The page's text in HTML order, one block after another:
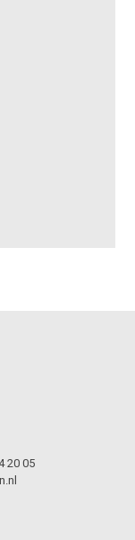
20 05